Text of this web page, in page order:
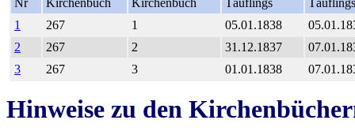
Nr
Kirchenbuch
Kirchenbuch
Täuflings
Täuflings
1
267 1 05.01.1838
2
267 2 31.12.1837
3
267 3 01.01.1838
Hinweise zu den